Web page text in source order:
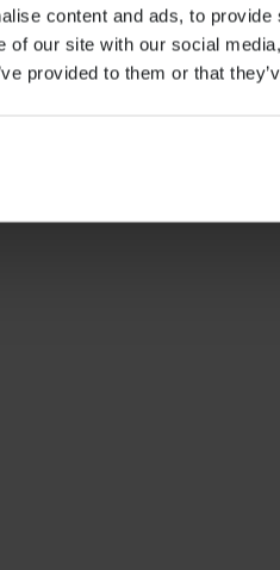
content and ads, to
of our site with our social
provided to them or that